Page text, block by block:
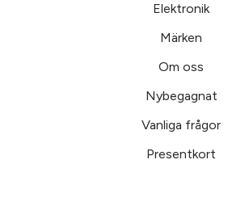
Elektronik
Märken
Om oss
Nybegagnat
Vanliga frågor
Presentkort